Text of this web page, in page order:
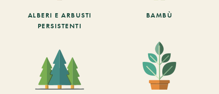
ALBERI E ARBUSTI
PERSISTENTI
BAMBÙ